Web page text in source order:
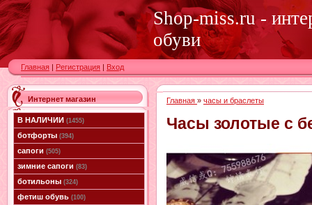
Shop-miss.ru -
обуви
Главная | Регистрация | Вход
Интернет магазин
В НАЛИЧИИ (1455)
ботфорты (394)
сапоги (505)
зимние сапоги (83)
ботильоны (324)
фетиш обувь (100)
Главная » часы и браслеты
Часы золотые с